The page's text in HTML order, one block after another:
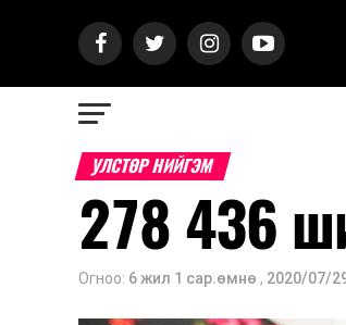
УЛСТӨР НИЙГЭМ
278 436
Огноо: 6 жил 1 сар.өмнө , 2020/07/